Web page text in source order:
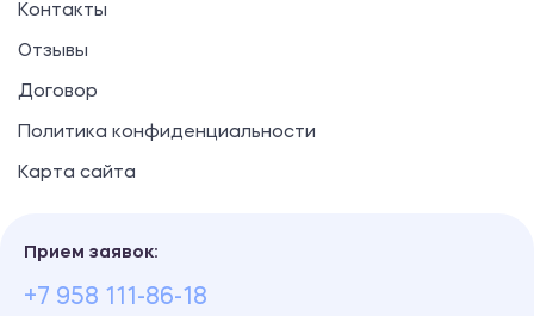
Контакты
Отзывы
Договор
Политика конфиденциальности
Карта сайта
Прием заявок:
+7 958 111-86-18